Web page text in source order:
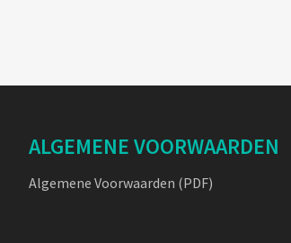
ALGEMENE VOORWAARDEN
Algemene Voorwaarden (PDF)